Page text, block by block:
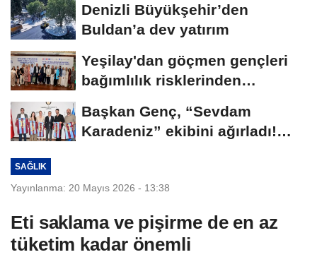
Denizli Büyükşehir’den
Buldan’a dev yatırım
Yeşilay'dan göçmen gençleri
bağımlılık risklerinden
Başkan Genç, “Sevdam
Karadeniz” ekibini ağırladı!
SAĞLIK
Yayınlanma: 20 Mayıs 2026 - 13:38
Eti saklama ve pişirme de en az
tüketim kadar önemli